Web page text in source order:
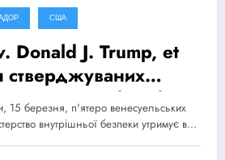
США
Donald J. Trump, et
підставі the Alien
1798
15 березня, п'ятеро венесуельських
внутрішньої безпеки утримує в…